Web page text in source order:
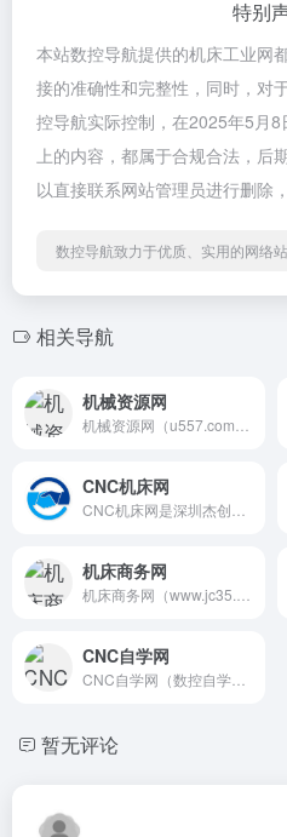
特别
本站数控导航提供的机床工业网
接的准确性和完整性，同时，对
控导航实际控制，在2025年5月
上的内容，都属于合规合法，后
以直接联系网站管理员进行删除
数控导航致力于优质、实用的网络
相关导航
机械资源网
CNC机床网
机床商务网
CNC自学网
暂无评论